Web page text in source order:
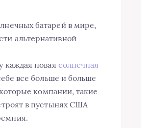
батарей в мире,
альтернативной
каждая новая солнечная
все больше и больше
компании, такие
в пустынях США